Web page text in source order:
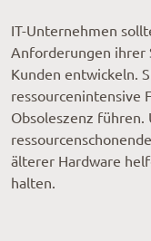
IT-Unternehmen
Anforderungen ihrer
Kunden entwickeln.
ressourcenintensive
Obsoleszenz führen.
älterer Hardware
halten.